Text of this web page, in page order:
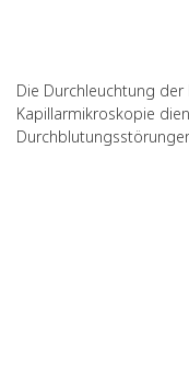
Die Durchleuchtung
Kapillarmikroskopie